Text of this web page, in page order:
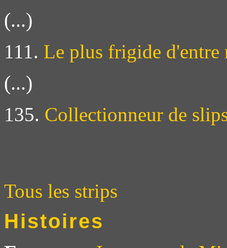
(...)
111. Le plus frigide d'entre
(...)
135. Collectionneur de
Tous les strips
Histoires